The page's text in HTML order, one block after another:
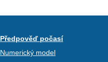
Předpověď počasí
Numerický model